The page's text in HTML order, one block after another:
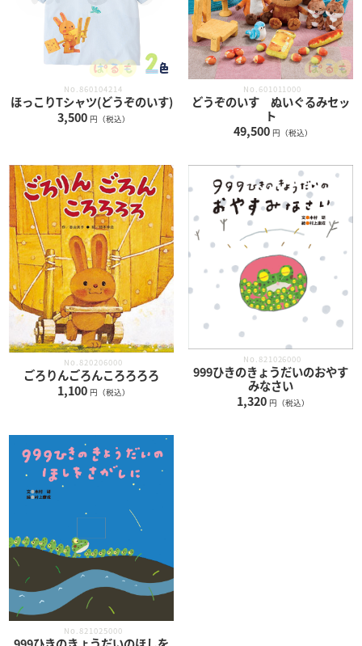
No.860104214
ほっこりTシャツ(どうぞのいす)
3,500 円（税込）
No.601011000
どうぞのいす ぬいぐるみセッ
ト
49,500 円（税込）
No.820206000
ごろりんごろんころろろろ
1,100 円（税込）
No.821026000
999ひきのきょうだいのおやす
みなさい
1,320 円（税込）
No.821025000